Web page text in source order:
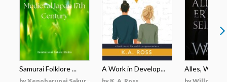
Samurai Folklore ... A Work in Develop... Alles, Was Er